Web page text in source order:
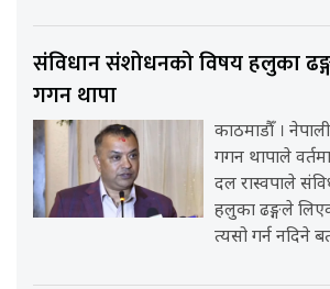
संविधान संशोधनको विषय हलुका
गगन थापा
काठमाडौँ ।
गगन थापाले
दल रास्वपाले
हलुका ढङ्गले
त्यसो गर्न नदिने